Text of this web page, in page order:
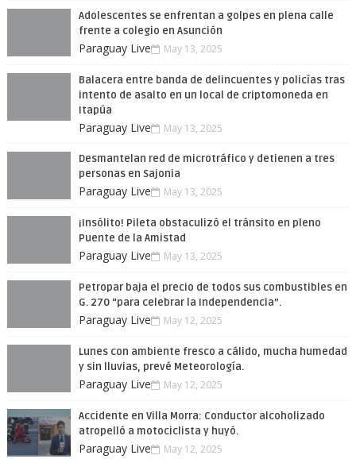
Adolescentes se enfrentan a golpes en plena calle
frente a colegio en Asunción
Paraguay Live May 13, 2025
Balacera entre banda de delincuentes y policías tras
intento de asalto en un local de criptomoneda en
Itapúa
Paraguay Live May 13, 2025
Desmantelan red de microtráfico y detienen a tres
personas en Sajonia
Paraguay Live May 13, 2025
¡Insólito! Pileta obstaculizó el tránsito en pleno
Puente de la Amistad
Paraguay Live May 13, 2025
Petropar baja el precio de todos sus combustibles en
G. 270 “para celebrar la Independencia”.
Paraguay Live May 12, 2025
Lunes con ambiente fresco a cálido, mucha humedad
y sin lluvias, prevé Meteorología.
Paraguay Live May 12, 2025
Accidente en Villa Morra: Conductor alcoholizado
atropelló a motociclista y huyó.
Paraguay Live May 12, 2025